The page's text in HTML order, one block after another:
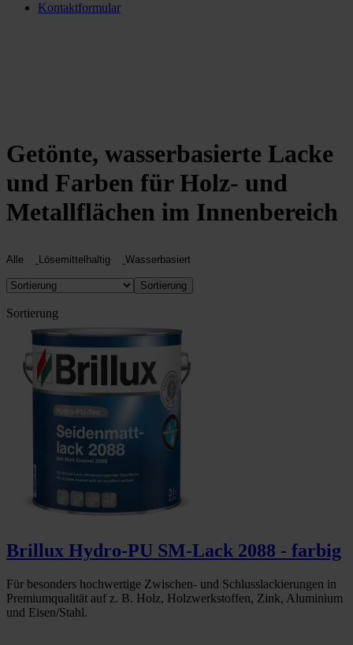
Kontaktformular
Getönte, wasserbasierte Lacke
und Farben für Holz- und
Metallflächen im Innenbereich
Alle Lösemittelhaltig Wasserbasiert
Sortierung
Sortierung
Brillux Hydro-PU SM-Lack 2088 - farbig
Für besonders hochwertige Zwischen- und Schlusslackierungen in
Premiumqualität auf z. B. Holz, Holzwerkstoffen, Zink, Aluminium
und Eisen/Stahl.